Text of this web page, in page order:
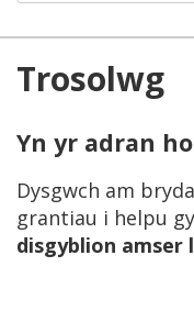
Trosolwg
Yn yr adran
Dysgwch am
grantiau i helpu
disgyblion amser